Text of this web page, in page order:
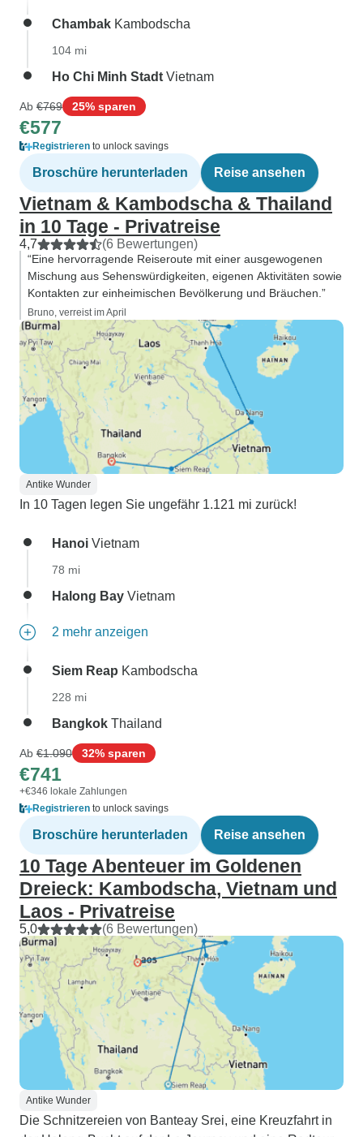
Chambak Kambodscha
104 mi
Ho Chi Minh Stadt Vietnam
Ab €769 25% sparen
€577
Registrieren to unlock savings
Broschüre herunterladen Reise ansehen
Vietnam & Kambodscha & Thailand
in 10 Tage - Privatreise
4,7 (6 Bewertungen)
“Eine hervorragende Reiseroute mit einer ausgewogenen
Mischung aus Sehenswürdigkeiten, eigenen Aktivitäten sowie
Kontakten zur einheimischen Bevölkerung und Bräuchen.”
Bruno, verreist im April
Antike Wunder
In 10 Tagen legen Sie ungefähr 1.121 mi zurück!
Hanoi Vietnam
78 mi
Halong Bay Vietnam
2 mehr anzeigen
Siem Reap Kambodscha
228 mi
Bangkok Thailand
Ab €1.090 32% sparen
€741
+€346 lokale Zahlungen
Registrieren to unlock savings
Broschüre herunterladen Reise ansehen
10 Tage Abenteuer im Goldenen
Dreieck: Kambodscha, Vietnam und
Laos - Privatreise
5,0 (6 Bewertungen)
Antike Wunder
Die Schnitzereien von Banteay Srei, eine Kreuzfahrt in